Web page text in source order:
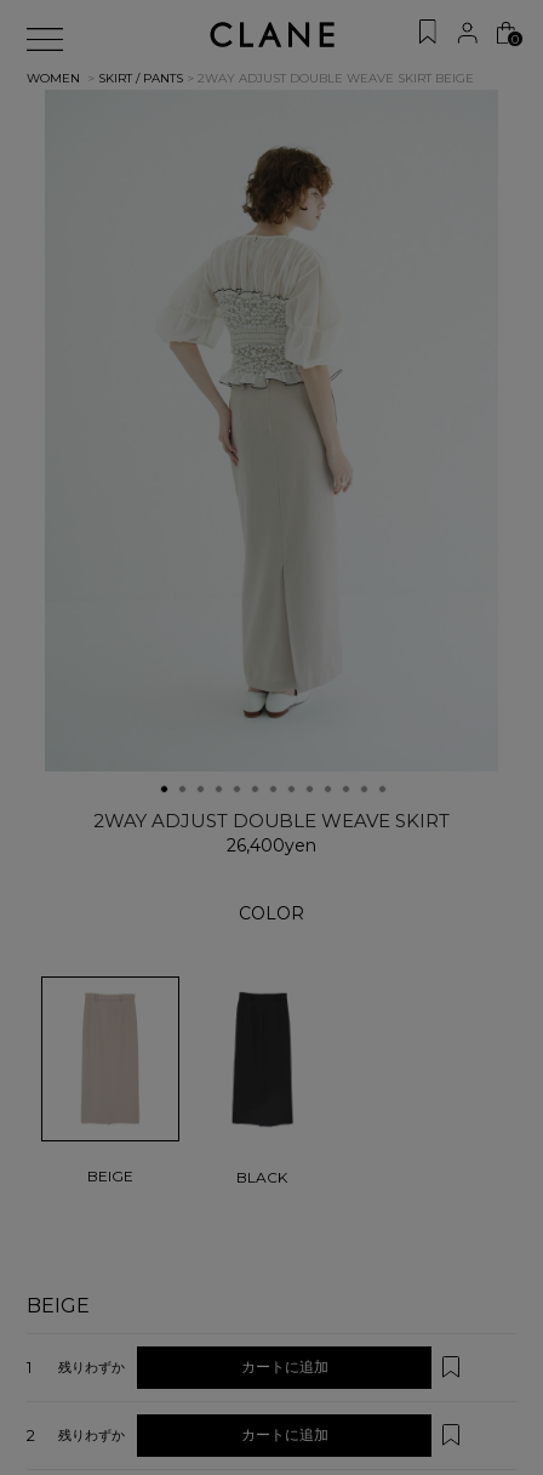
0
WOMEN > SKIRT / PANTS > 2WAY ADJUST DOUBLE WEAVE SKIRT BEIGE
2WAY ADJUST DOUBLE WEAVE SKIRT
26,400yen
COLOR
BEIGE BLACK
BEIGE
1 残りわずか カートに追加
2 残りわずか カートに追加